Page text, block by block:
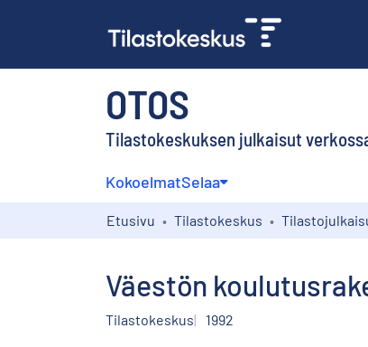
OTOS
Tilastokeskuksen julkaisut
KokoelmatSelaa
Etusivu Tilastokeskus
Väestön
Tilastokeskus 1992